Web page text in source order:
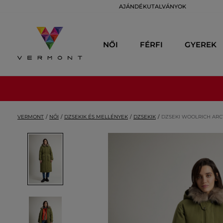
AJÁNDÉKUTALVÁNYOK
NŐI FÉRFI GYEREK
VERMONT NŐI DZSEKIK ÉS MELLÉNYEK DZSEKIK DZSEKI WOOLRICH